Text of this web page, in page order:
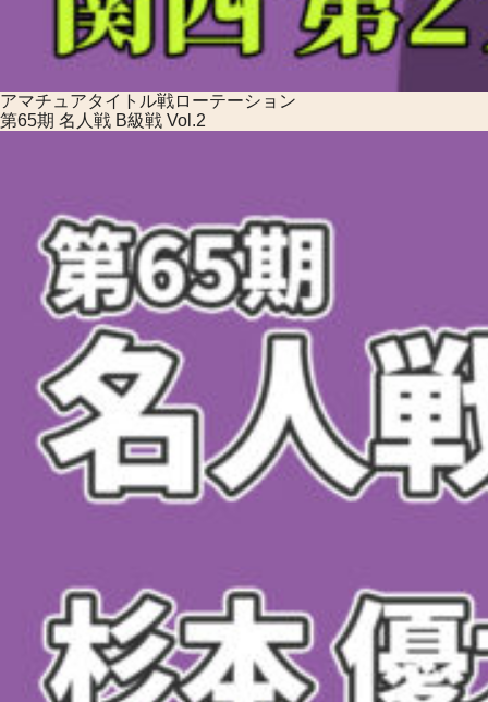
アマチュアタイトル戦ローテーション
第65期 名人戦 B級戦 Vol.2